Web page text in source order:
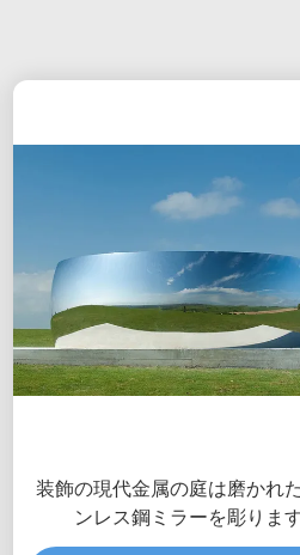
装飾の現代金属の庭は磨かれ
ンレス鋼ミラーを彫りま